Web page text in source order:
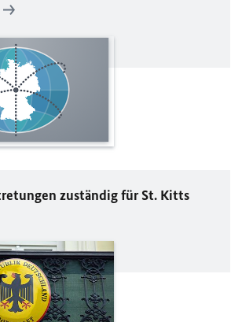
zuständig für St. Kitts